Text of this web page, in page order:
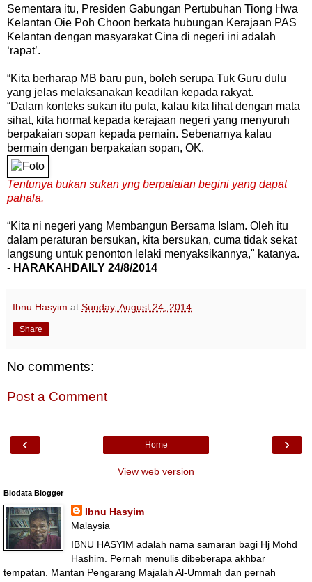
Sementara itu, Presiden Gabungan Pertubuhan Tiong Hwa
Kelantan Oie Poh Choon berkata hubungan Kerajaan PAS
Kelantan dengan masyarakat Cina di negeri ini adalah
‘rapat’.
“Kita berharap MB baru pun, boleh serupa Tuk Guru dulu
yang jelas melaksanakan keadilan kepada rakyat.
“Dalam konteks sukan itu pula, kalau kita lihat dengan mata
sihat, kita hormat kepada kerajaan negeri yang menyuruh
berpakaian sopan kepada pemain. Sebenarnya kalau
bermain dengan berpakaian sopan, OK.
Tentunya bukan sukan yng berpalaian begini yang dapat
pahala.
“Kita ni negeri yang Membangun Bersama Islam. Oleh itu
dalam peraturan bersukan, kita bersukan, cuma tidak sekat
langsung untuk penonton lelaki menyaksikannya," katanya.
- HARAKAHDAILY 24/8/2014
Ibnu Hasyim at Sunday, August 24, 2014
Share
No comments:
Post a Comment
‹ ›
Home
View web version
Biodata Blogger
Ibnu Hasyim
Malaysia
IBNU HASYIM adalah nama samaran bagi Hj Mohd
Hashim. Pernah menulis dibeberapa akhbar
tempatan. Mantan Pengarang Majalah Al-Ummah dan pernah